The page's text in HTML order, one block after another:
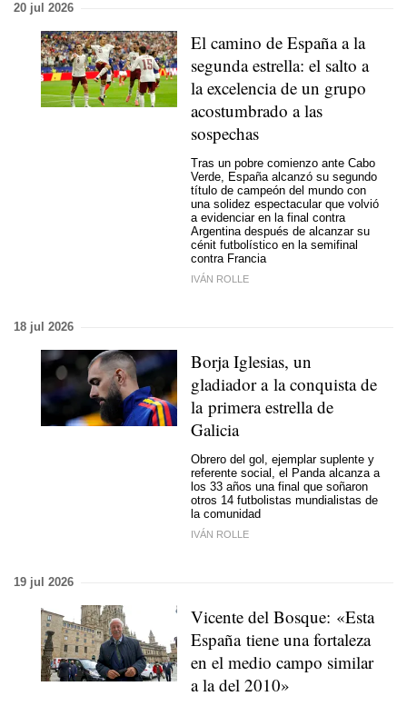
20 jul 2026
El camino de España a la
segunda estrella: el salto a
la excelencia de un grupo
acostumbrado a las
sospechas
Tras un pobre comienzo ante Cabo
Verde, España alcanzó su segundo
título de campeón del mundo con
una solidez espectacular que volvió
a evidenciar en la final contra
Argentina después de alcanzar su
cénit futbolístico en la semifinal
contra Francia
IVÁN ROLLE
18 jul 2026
Borja Iglesias, un
gladiador a la conquista de
la primera estrella de
Galicia
Obrero del gol, ejemplar suplente y
referente social, el Panda alcanza a
los 33 años una final que soñaron
otros 14 futbolistas mundialistas de
la comunidad
IVÁN ROLLE
19 jul 2026
Vicente del Bosque: «Esta
España tiene una fortaleza
en el medio campo similar
a la del 2010»